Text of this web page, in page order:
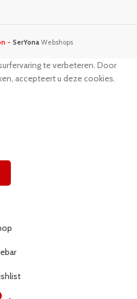
- SerYona Webshops
te verbeteren. Door
accepteert u deze cookies.